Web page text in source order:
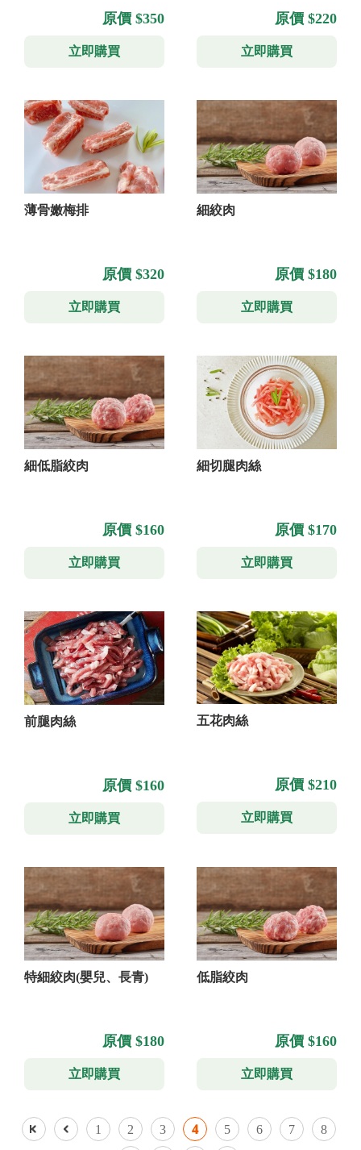
原價 $350
立即購買
原價 $220
立即購買
薄骨嫩梅排
原價 $320
立即購買
細絞肉
原價 $180
立即購買
細低脂絞肉
原價 $160
立即購買
細切腿肉絲
原價 $170
立即購買
前腿肉絲
原價 $160
立即購買
五花肉絲
原價 $210
立即購買
特細絞肉(嬰兒、長青)
原價 $180
立即購買
低脂絞肉
原價 $160
立即購買
1 2 3 4 5 6 7 8